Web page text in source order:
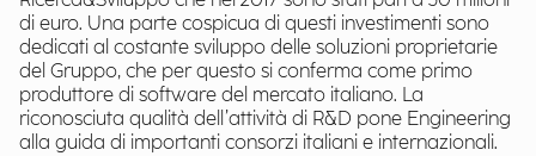
di euro. Una parte cospicua di questi investimenti sono
dedicati al costante sviluppo delle soluzioni proprietarie
del Gruppo, che per questo si conferma come primo
produttore di software del mercato italiano. La
riconosciuta qualità dell’attività di R&D pone Engineering
alla guida di importanti consorzi italiani e internazionali.